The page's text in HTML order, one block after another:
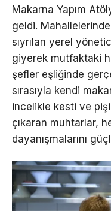
Makarna Yapım
geldi.
sıyrılan yerel
giyerek mutfaktaki
şefler eşliğinde
sırasıyla kendi
incelikle kesti ve
çıkaran muhtarlar,
dayanışmalarını